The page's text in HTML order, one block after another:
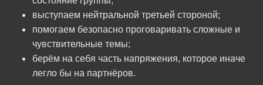
выступаем нейтральной третьей стороной;
помогаем безопасно проговаривать сложные и
чувствительные темы;
берём на себя часть напряжения, которое иначе
легло бы на партнёров.